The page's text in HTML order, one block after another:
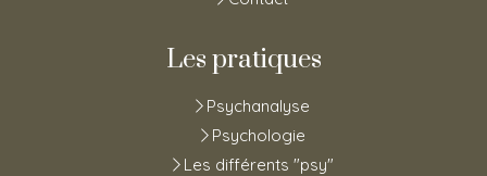
Les pratiques
Psychanalyse
Psychologie
Les différents "psy"